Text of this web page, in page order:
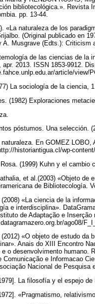
bibliotecológica.». Revista
pp. 13-44.
«La naturaleza de los
(Original publicado en
A. Musgrave (Edts.): Criticism
de las ciencias de la
2013. ISSN 1853-9912.
article/
La sociología de la
(1982) Exploraciones
póstumos. Una selección.
En GOMEZ
historiantigua.cl/wp-
(1999) Kuhn y el
et al.(2003) «Objeto de
de Bibliotecología.
«La ciencia de la
e interdisciplina».
de Adaptação e
ago08/
«O objeto de estudo
Anais do XIII Encontro
o desenvolvimento humano.
Comunicação e Informacao
Nacional de
La filosofía y el espejo
«Pragmatismo,